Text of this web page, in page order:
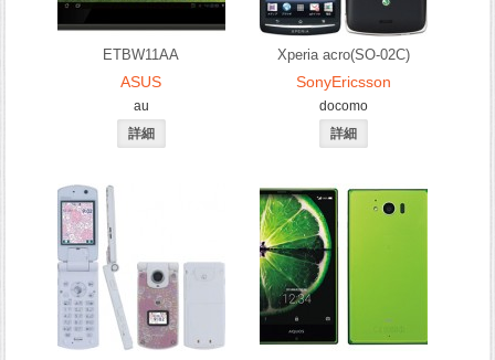
ETBW11AA
ASUS
au
Xperia acro(SO-02C)
SonyEricsson
docomo